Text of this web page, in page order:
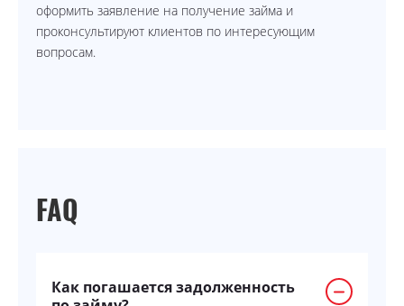
оформить заявление на получение займа и
проконсультируют клиентов по интересующим
вопросам.
FAQ
Как погашается задолженность